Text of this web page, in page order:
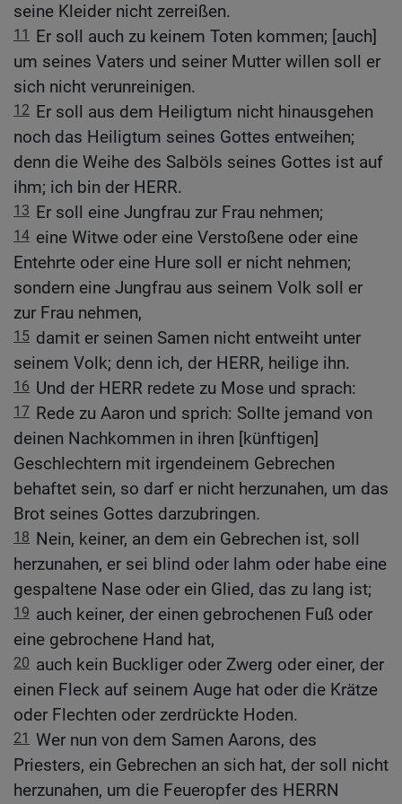
seine Kleider nicht zerreißen.
11
Er soll auch zu keinem Toten kommen; [auch]
um seines Vaters und seiner Mutter willen soll er
sich nicht verunreinigen.
12 Er soll aus dem Heiligtum nicht hinausgehen
noch das Heiligtum seines Gottes entweihen;
denn die Weihe des Salböls seines Gottes ist auf
ihm; ich bin der HERR.
13 Er soll eine Jungfrau zur Frau nehmen;
14 eine Witwe oder eine Verstoßene oder eine
Entehrte oder eine Hure soll er nicht nehmen;
sondern eine Jungfrau aus seinem Volk soll er
zur Frau nehmen,
15 damit er seinen Samen nicht entweiht unter
seinem Volk; denn ich, der HERR, heilige ihn.
16 Und der HERR redete zu Mose und sprach:
17 Rede zu Aaron und sprich: Sollte jemand von
deinen Nachkommen in ihren [künftigen]
Geschlechtern mit irgendeinem Gebrechen
behaftet sein, so darf er nicht herzunahen, um das
Brot seines Gottes darzubringen.
18 Nein, keiner, an dem ein Gebrechen ist, soll
herzunahen, er sei blind oder lahm oder habe eine
gespaltene Nase oder ein Glied, das zu lang ist;
19 auch keiner, der einen gebrochenen Fuß oder
eine gebrochene Hand hat,
20 auch kein Buckliger oder Zwerg oder einer, der
einen Fleck auf seinem Auge hat oder die Krätze
oder Flechten oder zerdrückte Hoden.
21 Wer nun von dem Samen Aarons, des
Priesters, ein Gebrechen an sich hat, der soll nicht
herzunahen, um die Feueropfer des HERRN